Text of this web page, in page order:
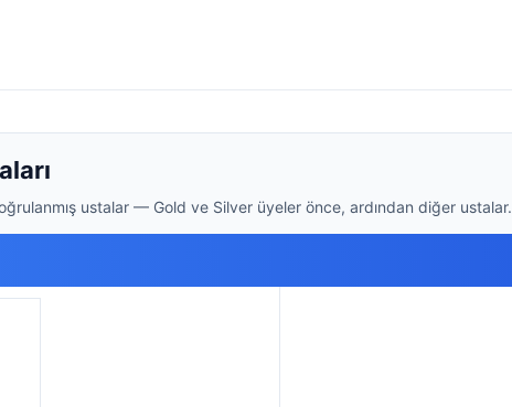
ustalar — Gold ve Silver üyeler önce, ardından diğer ustalar.